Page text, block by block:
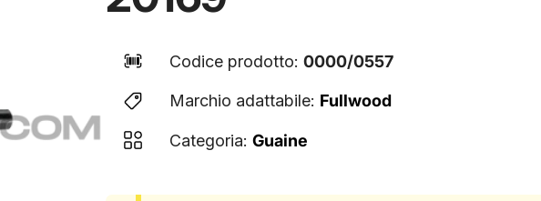
Codice prodotto:0000/0557
Marchio adattabile: Fullwood
Categoria:Guaine